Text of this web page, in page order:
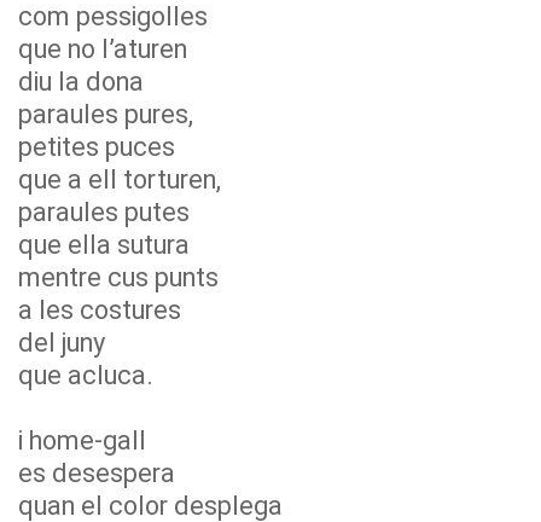
com pessigolles
que no l’aturen
diu la dona
paraules pures,
petites puces
que a ell torturen,
paraules putes
que ella sutura
mentre cus punts
a les costures
del juny
que acluca.
i home-gall
es desespera
quan el color desplega